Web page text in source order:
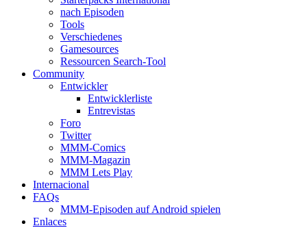
nach Episoden
Tools
Verschiedenes
Gamesources
Ressourcen Search-Tool
Community
Entwickler
Entwicklerliste
Entrevistas
Foro
Twitter
MMM-Comics
MMM-Magazin
MMM Lets Play
Internacional
FAQs
MMM-Episoden auf Android spielen
Enlaces